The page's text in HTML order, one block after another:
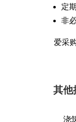
定
非
爱采
其他
浇